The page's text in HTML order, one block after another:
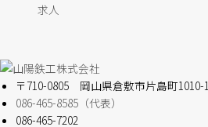
求人
〒710-0805 岡山県倉敷市片島町1010-1
086-465-8585（代表）
086-465-7202